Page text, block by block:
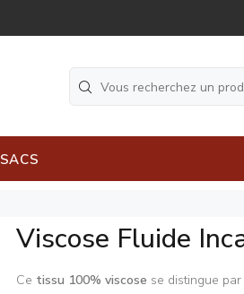
SACS
Viscose Fluide
Ce tissu 100% viscose se distingue par